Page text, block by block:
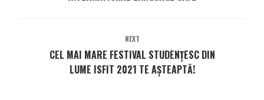
NEXT
CEL MAI MARE FESTIVAL STUDENȚESC DIN
LUME ISFIT 2021 TE AȘTEAPTĂ!